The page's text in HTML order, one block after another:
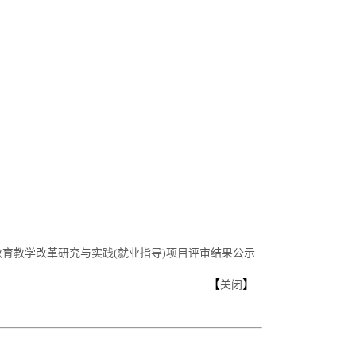
教学改革研究与实践(就业指导)项目评审结果公示
【关闭 】